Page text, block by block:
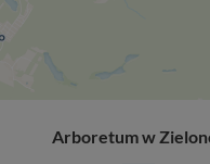
Arboretum w